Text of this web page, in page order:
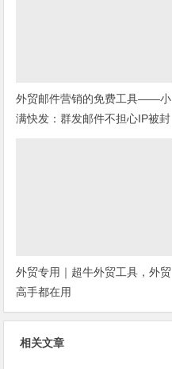
外贸邮件营销的免费工具——小
满快发：群发邮件不担心IP被封
外贸专用｜超牛外贸工具，外贸
高手都在用
相关文章